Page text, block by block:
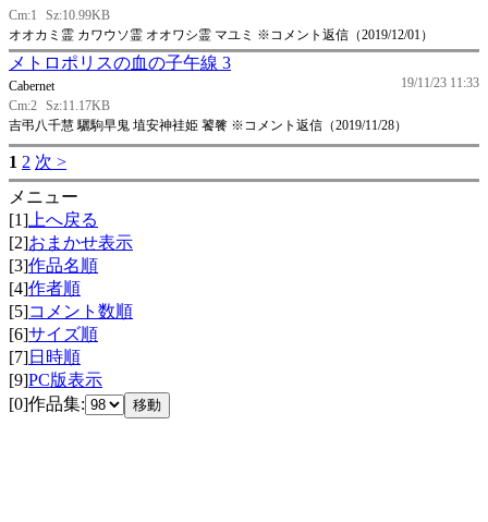
Cm:1
Sz:10.99KB
オオカミ霊 カワウソ霊 オオワシ霊 マユミ ※コメント返信（2019/12/01）
メトロポリスの血の子午線 3
19/11/23 11:33
Cabernet
Cm:2 Sz:11.17KB
吉弔八千慧 驪駒早鬼 埴安神袿姫 饕餮 ※コメント返信（2019/11/28）
1 2 次 >
メニュー
[1] 上へ戻る
[2]おまかせ表示
[3]作品名順
[4]作者順
[5]コメント数順
[6]サイズ順
[7]日時順
[9]PC版表示
[0]作品集: